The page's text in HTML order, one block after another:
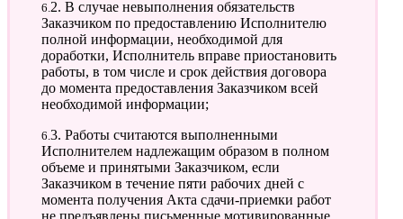
6.2. В случае невыполнения обязательств
Заказчиком по предоставлению Исполнителю
полной информации, необходимой для
доработки, Исполнитель вправе приостановить
работы, в том числе и срок действия договора
до момента предоставления Заказчиком всей
необходимой информации;
6.3. Работы считаются выполненными
Исполнителем надлежащим образом в полном
объеме и принятыми Заказчиком, если
Заказчиком в течение пяти рабочих дней с
момента получения Акта сдачи-приемки работ